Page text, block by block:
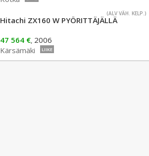
(ALV VÄH. KELP.)
Hitachi ZX160 W PYÖRITTÄJÄLLÄ
47 564 €, 2006
Kärsämäki
LIIKE